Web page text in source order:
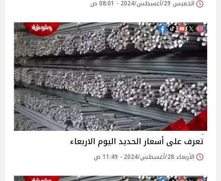
الخميس 29/أغسطس/2024 - 08:01 ص
تعرف على أسعار الحديد اليوم الاربعاء
الأربعاء 28/أغسطس/2024 - 11:49 ص